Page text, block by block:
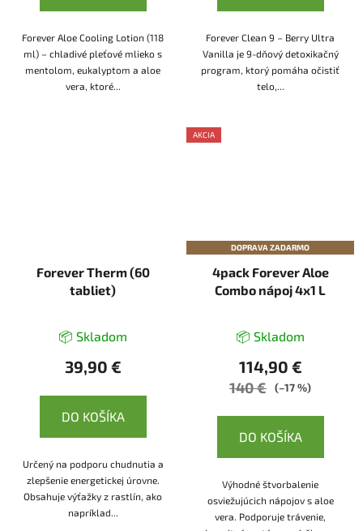
Forever Aloe Cooling Lotion (118
ml) – chladivé pleťové mlieko s
mentolom, eukalyptom a aloe
vera, ktoré...
Forever Clean 9 – Berry Ultra
Vanilla je 9-dňový detoxikačný
program, ktorý pomáha očistiť
telo,...
Forever Therm (60
tabliet)
📦 Skladom
39,90 €
DO KOŠÍKA
Určený na podporu chudnutia a
zlepšenie energetickej úrovne.
Obsahuje výťažky z rastlín, ako
napríklad...
AKCIA
DOPRAVA ZADARMO
4pack Forever Aloe
Combo nápoj 4x1 L
📦 Skladom
114,90 €
140 € (–17 %)
DO KOŠÍKA
Výhodné štvorbalenie
osviežujúcich nápojov s aloe
vera. Podporuje trávenie,